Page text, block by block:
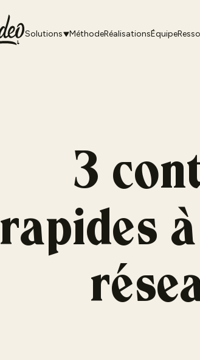
Solutions MéthodeRéalisationsÉquipe
3
rapides